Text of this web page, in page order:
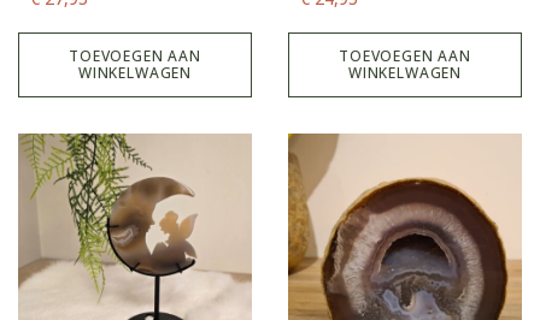
TOEVOEGEN AAN
WINKELWAGEN
TOEVOEGEN AAN
WINKELWAGEN